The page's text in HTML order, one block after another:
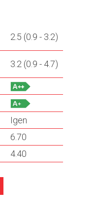
2.5 (0.9 - 3.2)
3.2 (0.9 - 4.7)
Igen
6.70
4.40